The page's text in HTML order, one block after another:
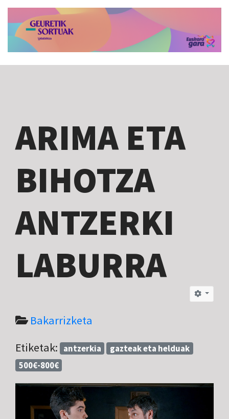
ARIMA ETA
BIHOTZA
ANTZERKI
LABURRA
Bakarrizketa
Etiketak: antzerkia
gazteak eta helduak
500€-800€